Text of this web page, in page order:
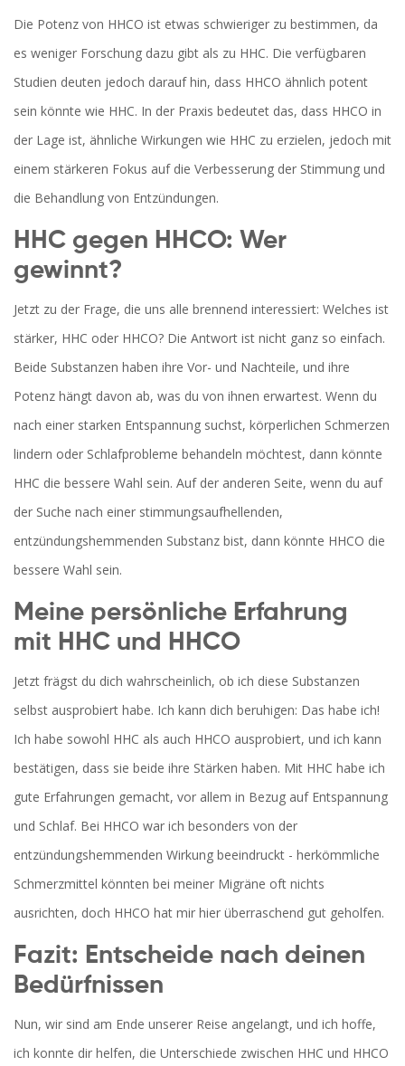
Die Potenz von HHCO ist etwas schwieriger zu bestimmen, da
es weniger Forschung dazu gibt als zu HHC. Die verfügbaren
Studien deuten jedoch darauf hin, dass HHCO ähnlich potent
sein könnte wie HHC. In der Praxis bedeutet das, dass HHCO in
der Lage ist, ähnliche Wirkungen wie HHC zu erzielen, jedoch mit
einem stärkeren Fokus auf die Verbesserung der Stimmung und
die Behandlung von Entzündungen.
HHC gegen HHCO: Wer
gewinnt?
Jetzt zu der Frage, die uns alle brennend interessiert: Welches ist
stärker, HHC oder HHCO? Die Antwort ist nicht ganz so einfach.
Beide Substanzen haben ihre Vor- und Nachteile, und ihre
Potenz hängt davon ab, was du von ihnen erwartest. Wenn du
nach einer starken Entspannung suchst, körperlichen Schmerzen
lindern oder Schlafprobleme behandeln möchtest, dann könnte
HHC die bessere Wahl sein. Auf der anderen Seite, wenn du auf
der Suche nach einer stimmungsaufhellenden,
entzündungshemmenden Substanz bist, dann könnte HHCO die
bessere Wahl sein.
Meine persönliche Erfahrung
mit HHC und HHCO
Jetzt frägst du dich wahrscheinlich, ob ich diese Substanzen
selbst ausprobiert habe. Ich kann dich beruhigen: Das habe ich!
Ich habe sowohl HHC als auch HHCO ausprobiert, und ich kann
bestätigen, dass sie beide ihre Stärken haben. Mit HHC habe ich
gute Erfahrungen gemacht, vor allem in Bezug auf Entspannung
und Schlaf. Bei HHCO war ich besonders von der
entzündungshemmenden Wirkung beeindruckt - herkömmliche
Schmerzmittel könnten bei meiner Migräne oft nichts
ausrichten, doch HHCO hat mir hier überraschend gut geholfen.
Fazit: Entscheide nach deinen
Bedürfnissen
Nun, wir sind am Ende unserer Reise angelangt, und ich hoffe,
ich konnte dir helfen, die Unterschiede zwischen HHC und HHCO